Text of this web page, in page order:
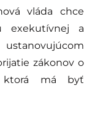
vláda chce
exekutívnej a
zákonov o
ktorá má byť